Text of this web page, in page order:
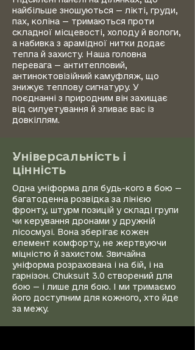
найбільше зношуються — лікті, груди,
пах, коліна — тримаються проти
складної місцевості, холоду й вологи,
а набивка з арамідної нитки додає
тепла й захисту. Наша головна
перевага — антитепловий,
антиноктовізійний камуфляж, що
знижує теплову сигнатуру. У
поєднанні з природним він захищає
від силуетування й зливає вас із
довкіллям.
Універсальність і
цінність
Одна уніформа для будь-кого в бою —
багатоденна розвідка за лінією
фронту, штурм позицій у складі групи
чи керування дронами у дружній
лісосмузі. Вона зберігає кожен
елемент комфорту, не жертвуючи
міцністю й захистом. Звичайна
уніформа розрахована і на бій, і на
гарнізон. Chuksuit 3.0 створений для
бою — і лише для бою. І ми тримаємо
його доступним для кожного, хто йде
за межу.